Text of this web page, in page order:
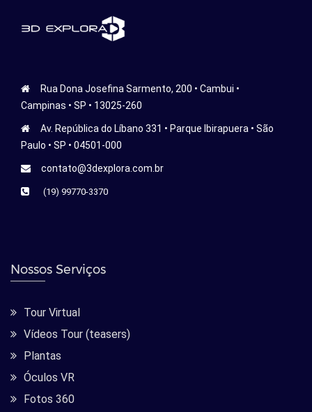
Rua Dona Josefina Sarmento, 200 • Cambui •
Campinas • SP • 13025-260
Av. República do Líbano 331 • Parque Ibirapuera • São
Paulo • SP • 04501-000
contato@3dexplora.com.br
(19) 99770-3370
Nossos Serviços
Tour Virtual
Vídeos Tour (teasers)
Plantas
Óculos VR
Fotos 360